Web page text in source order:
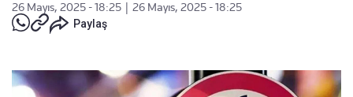
26 Mayıs, 2025 - 18:25
26 Mayıs, 2025 - 18:25
Paylaş